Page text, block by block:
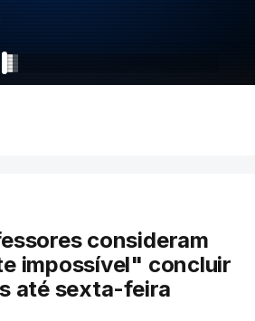
consideram
impossível" concluir
até sexta-feira